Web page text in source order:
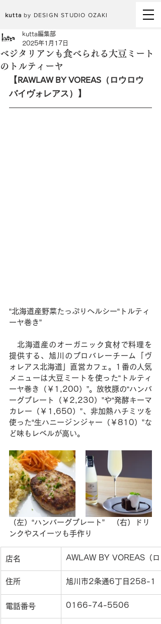
kutta by DESIGN STUDIO OZAKI
ベジタリアンも食べられる大豆ミート
のトルティーヤ
kutta編集部
2025年1月17日
【RAWLAW BY VOREAS（ロウロウ
バイヴォレアス）】
“北海道産野菜たっぷりヘルシー“トルティ
ーヤ巻き”
北海道産のオーガニック食材で料理を
提供する、旭川のプロバレーチーム「ヴ
ォレアス北海道」直営カフェ。1番の人気
メニューは大豆ミートを使った“トルティ
ーヤ巻き（￥1,200）”。放牧豚の“ハンバ
ーグプレート（￥2,230）”や“発酵キーマ
カレー（￥1,650）”、非加熱ハチミツを
使った“生ハニージンジャー（￥810）”な
ど味もレベルが高い。
（左）“ハンバーグプレート”　（右）ドリ
ンクやスイーツも手作り
店名 AWLAW BY VOREAS（
住所 旭川市2条通6丁目258-1
電話番号 0166-74-5506